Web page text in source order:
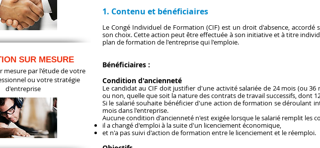
1. Contenu et bénéficiaires
Le Congé Individuel de Formation (CIF) est un droit d'absence,
son choix. Cette action peut être effectuée à son initiative et à titre
plan de formation de l'entreprise qui l'emploie.
Bénéficiaires :
Condition d'ancienneté
Le candidat au CIF doit justifier d'une activité salariée de 24 mois (ou
ou non, quelle que soit la nature des contrats de travail successifs, dont
Si le salarié souhaite bénéficier d'une action de formation se déroulant
mois dans l'entreprise.
Aucune condition d'ancienneté n'est exigée lorsque le salarié remplit les
il a changé d'emploi à la suite d'un licenciement économique,
et n'a pas suivi d'action de formation entre le licenciement et le réemploi.
SUR MESURE
mesure par l'étude de votre
ou votre stratégie
d'entreprise